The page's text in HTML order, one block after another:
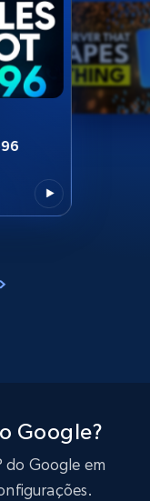
Google?
do Google em